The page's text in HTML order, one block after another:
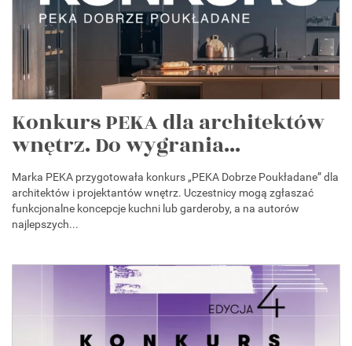
Konkurs PEKA dla architektów
wnętrz. Do wygrania...
Marka PEKA przygotowała konkurs „PEKA Dobrze Poukładane” dla
architektów i projektantów wnętrz. Uczestnicy mogą zgłaszać
funkcjonalne koncepcje kuchni lub garderoby, a na autorów
najlepszych...